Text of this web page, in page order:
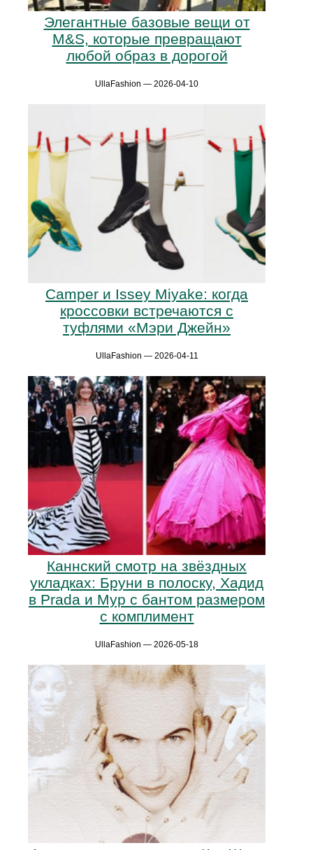
Элегантные базовые вещи от
M&S, которые превращают
любой образ в дорогой
UllaFashion — 2026-04-10
Camper и Issey Miyake: когда
кроссовки встречаются с
туфлями «Мэри Джейн»
UllaFashion — 2026-04-11
Каннский смотр на звёздных
укладках: Бруни в полоску, Хадид
в Prada и Мур с бантом размером
с комплимент
UllaFashion — 2026-05-18